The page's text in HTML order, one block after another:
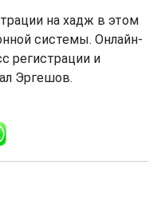
на хадж в этом
системы. Онлайн-
регистрации и
Эргешов.